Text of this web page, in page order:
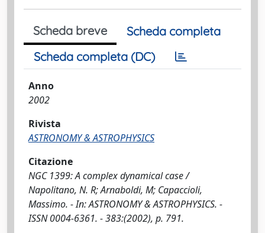
Scheda breve
Scheda completa
Scheda completa (DC)
Anno
2002
Rivista
ASTRONOMY & ASTROPHYSICS
Citazione
NGC 1399: A complex dynamical case /
Napolitano, N. R; Arnaboldi, M; Capaccioli,
Massimo. - In: ASTRONOMY & ASTROPHYSICS. -
ISSN 0004-6361. - 383:(2002), p. 791.